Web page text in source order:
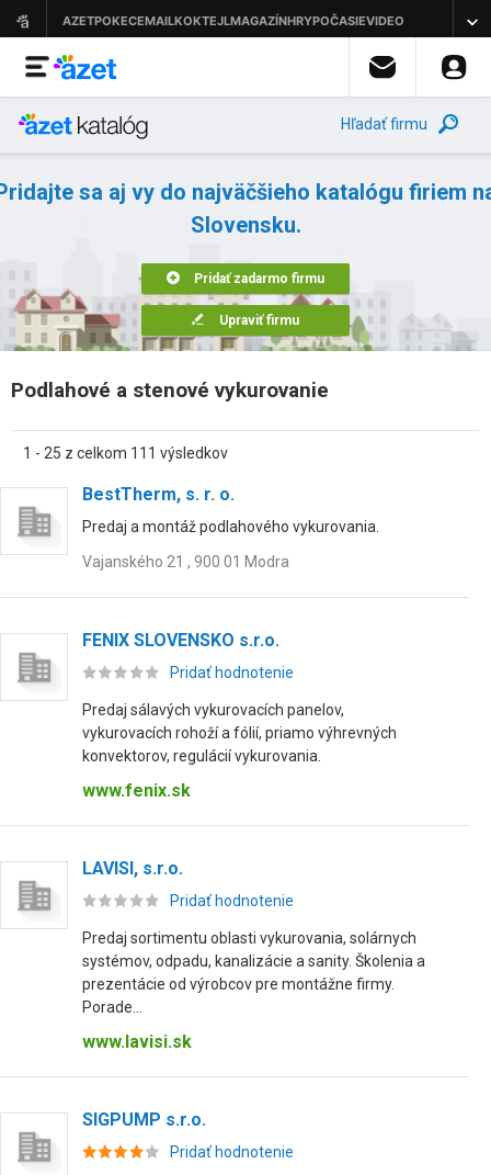
Hľadať firmu
sa aj vy do najväčšieho katalógu firiem
Slovensku.
Pridať zadarmo firmu
Upraviť firmu
Podlahové a stenové vykurovanie
1 - 25 z celkom 111 výsledkov
BestTherm, s. r. o.
Predaj a montáž podlahového vykurovania.
Vajanského 21 , 900 01 Modra
FENIX SLOVENSKO s.r.o.
Pridať hodnotenie
Predaj sálavých vykurovacích panelov,
vykurovacích rohoží a fólií, priamo výhrevných
konvektorov, regulácií vykurovania.
www.fenix.sk
LAVISI, s.r.o.
Pridať hodnotenie
Predaj sortimentu oblasti vykurovania, solárnych
systémov, odpadu, kanalizácie a sanity. Školenia a
prezentácie od výrobcov pre montážne firmy.
Porade...
www.lavisi.sk
SIGPUMP s.r.o.
Pridať hodnotenie